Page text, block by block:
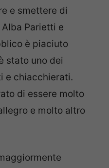
e smettere di
Parietti e
è piaciuto
stato uno dei
e chiacchierati.
di essere molto
e molto altro